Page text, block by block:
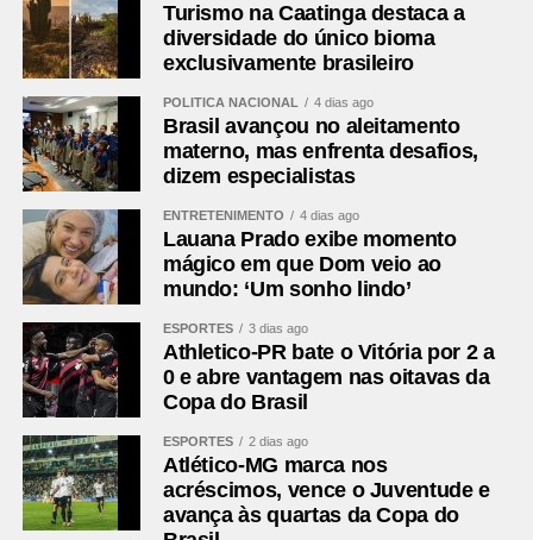
Turismo na Caatinga destaca a
diversidade do único bioma
exclusivamente brasileiro
POLÍTICA NACIONAL 4 dias ago
Brasil avançou no aleitamento
materno, mas enfrenta desafios,
dizem especialistas
ENTRETENIMENTO 4 dias ago
Lauana Prado exibe momento
mágico em que Dom veio ao
mundo: ‘Um sonho lindo’
ESPORTES 3 dias ago
Athletico-PR bate o Vitória por 2 a
0 e abre vantagem nas oitavas da
Copa do Brasil
ESPORTES 2 dias ago
Atlético-MG marca nos
acréscimos, vence o Juventude e
avança às quartas da Copa do